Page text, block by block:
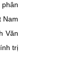
Nam
Văn
trị